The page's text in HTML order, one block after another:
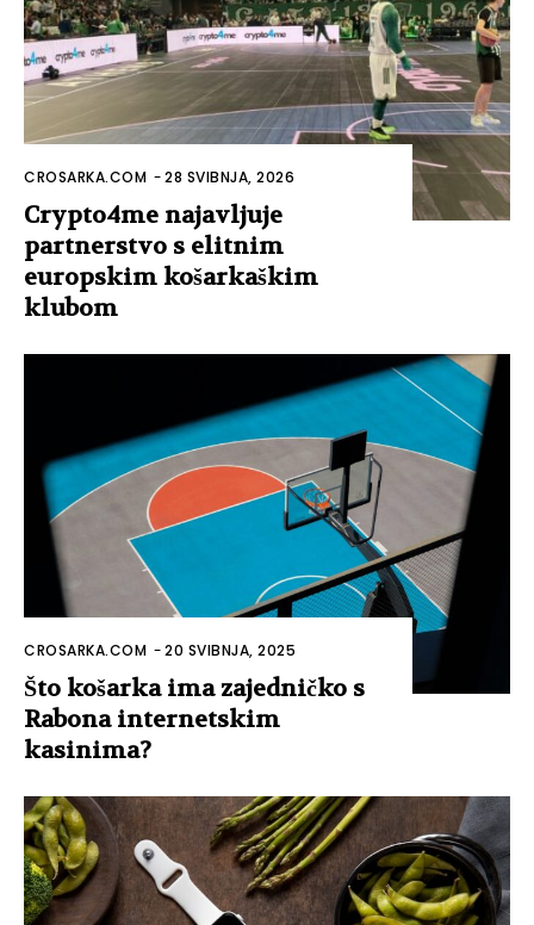
CROSARKA.COM -28 SVIBNJA, 2026
Crypto4me najavljuje
partnerstvo s elitnim
europskim košarkaškim
klubom
CROSARKA.COM -20 SVIBNJA, 2025
Što košarka ima zajedničko s
Rabona internetskim
kasinima?